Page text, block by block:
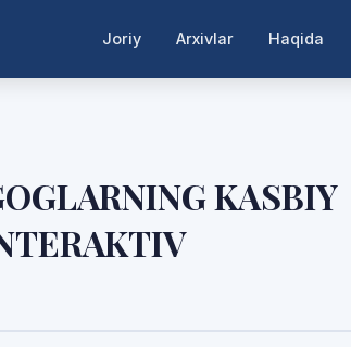
Joriy Arxivlar Haqida
KASBIY